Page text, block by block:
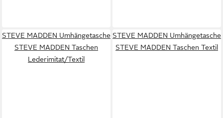
STEVE MADDEN Umhängetasche
STEVE MADDEN Taschen
Lederimitat/Textil
STEVE MADDEN Umhängetasche
STEVE MADDEN Taschen Textil